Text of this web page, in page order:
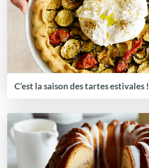
C’est la saison des tartes estivales !